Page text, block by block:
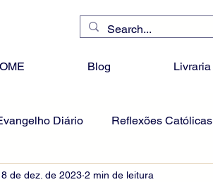
Blog Livraria
Diário Reflexões Católicas
de dez. de 2023 2 min de leitura